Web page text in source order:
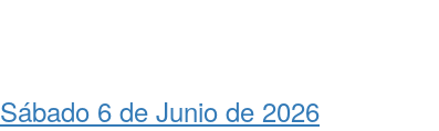
Sábado 6 de Junio de 2026